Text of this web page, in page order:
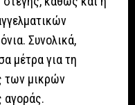
Συνολικά,
μέτρα για τη
των μικρών
αγοράς.